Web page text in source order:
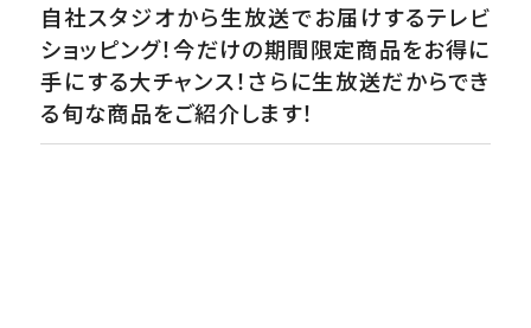
自社スタジオから生放送でお届けするテレビ
ショッピング！今だけの期間限定商品をお得に
手にする大チャンス！さらに生放送だからでき
る旬な商品をご紹介します！